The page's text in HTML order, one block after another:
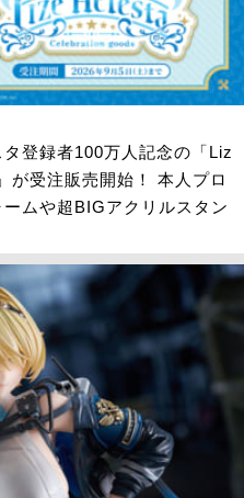
タ登録者100万人記念の「Liz
受注販売開始！ 本人プロ
ムや超BIGアクリルスタン